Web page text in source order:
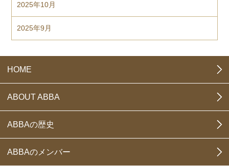
2025年10月
2025年9月
HOME
ABOUT ABBA
ABBAの歴史
ABBAのメンバー